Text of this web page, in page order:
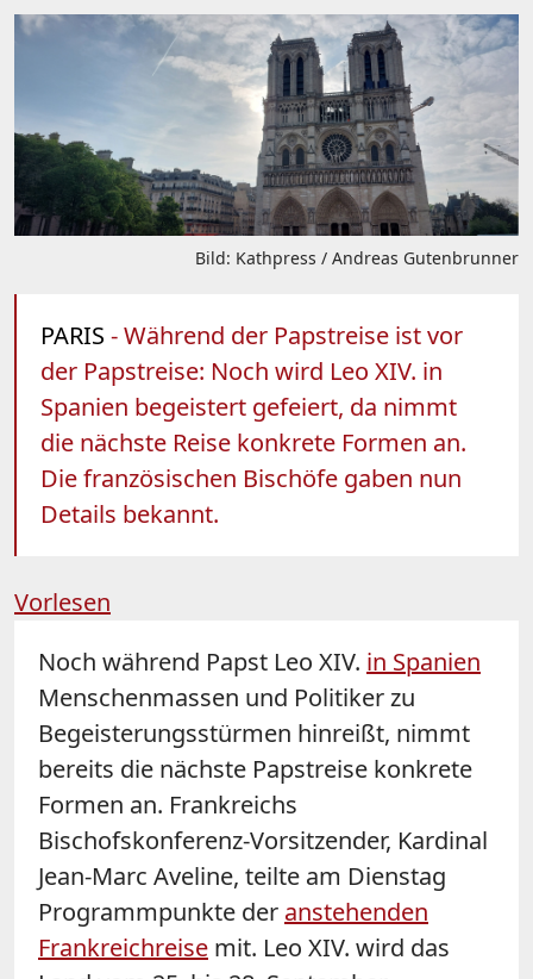
Bild: Kathpress / Andreas Gutenbrunner
PARIS - Während der Papstreise ist vor
der Papstreise: Noch wird Leo XIV. in
Spanien begeistert gefeiert, da nimmt
die nächste Reise konkrete Formen an.
Die französischen Bischöfe gaben nun
Details bekannt.
Vorlesen
Noch während Papst Leo XIV. in Spanien
Menschenmassen und Politiker zu
Begeisterungsstürmen hinreißt, nimmt
bereits die nächste Papstreise konkrete
Formen an. Frankreichs
Bischofskonferenz-Vorsitzender, Kardinal
Jean-Marc Aveline, teilte am Dienstag
Programmpunkte der anstehenden
Frankreichreise mit. Leo XIV. wird das